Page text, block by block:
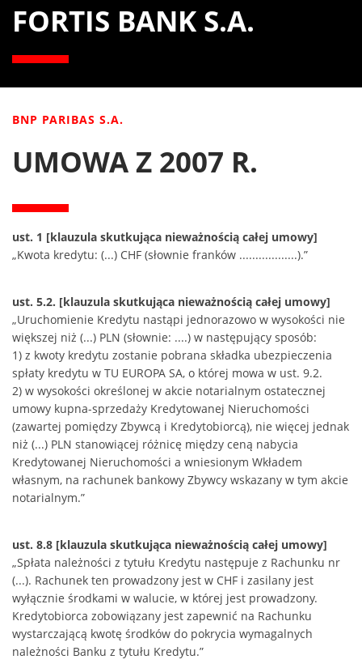
FORTIS BANK S.A.
BNP PARIBAS S.A.
UMOWA Z 2007 R.
ust. 1 [klauzula skutkująca nieważnością całej umowy]
„Kwota kredytu: (...) CHF (słownie franków ..................).”
ust. 5.2. [klauzula skutkująca nieważnością całej umowy]
„Uruchomienie Kredytu nastąpi jednorazowo w wysokości nie
większej niż (...) PLN (słownie: ....) w następujący sposób:
1) z kwoty kredytu zostanie pobrana składka ubezpieczenia
spłaty kredytu w TU EUROPA SA, o której mowa w ust. 9.2.
2) w wysokości określonej w akcie notarialnym ostatecznej
umowy kupna-sprzedaży Kredytowanej Nieruchomości
(zawartej pomiędzy Zbywcą i Kredytobiorcą), nie więcej jednak
niż (...) PLN stanowiącej różnicę między ceną nabycia
Kredytowanej Nieruchomości a wniesionym Wkładem
własnym, na rachunek bankowy Zbywcy wskazany w tym akcie
notarialnym.”
ust. 8.8 [klauzula skutkująca nieważnością całej umowy]
„Spłata należności z tytułu Kredytu następuje z Rachunku nr
(...). Rachunek ten prowadzony jest w CHF i zasilany jest
wyłącznie środkami w walucie, w której jest prowadzony.
Kredytobiorca zobowiązany jest zapewnić na Rachunku
wystarczającą kwotę środków do pokrycia wymagalnych
należności Banku z tytułu Kredytu.”